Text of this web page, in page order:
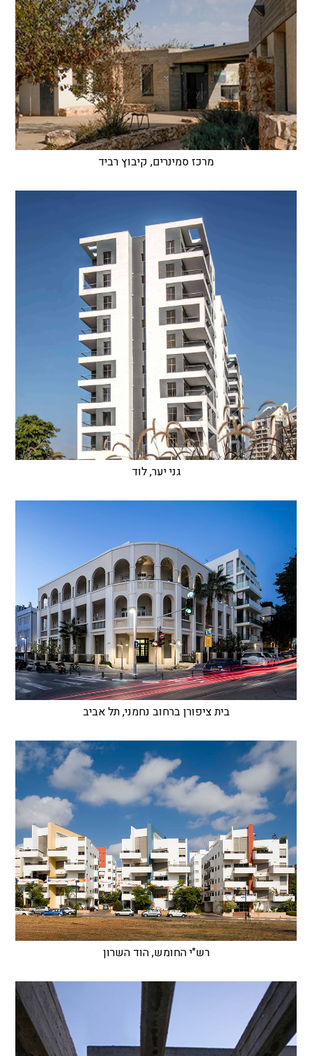
מרכז סמינרים, קיבוץ רביד
גני יער, לוד
בית ציפורן ברחוב נחמני, תל אביב
רש"י החומש, הוד השרון